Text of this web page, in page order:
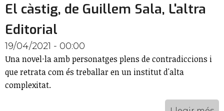
El càstig, de Guillem Sala, L'altra
Editorial
19/04/2021 - 00:00
Una novel·la amb personatges plens de contradiccions i
que retrata com és treballar en un institut d'alta
complexitat.